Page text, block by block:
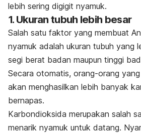
lebih sering digigit nyamuk.
1. Ukuran tubuh lebih besar
Salah satu faktor yang membuat
nyamuk adalah ukuran tubuh yang
segi berat badan maupun tinggi
Secara otomatis, orang-orang
akan menghasilkan lebih banyak
bernapas.
Karbondioksida merupakan salah
menarik nyamuk untuk datang.